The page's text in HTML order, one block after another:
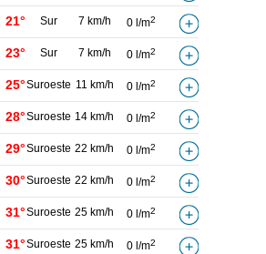
21° Sur 7 km/h 0 l/m2
23° Sur 7 km/h 0 l/m2
25°Suroeste 11 km/h 0 l/m2
28°Suroeste 14 km/h 0 l/m2
29°Suroeste 22 km/h 0 l/m2
30°Suroeste 22 km/h 0 l/m2
31°Suroeste 25 km/h 0 l/m2
31°Suroeste 25 km/h 0 l/m2